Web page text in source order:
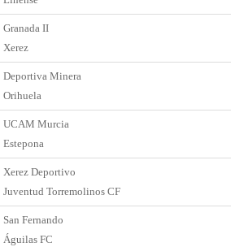
Granada II
Xerez
Deportiva Minera
Orihuela
UCAM Murcia
Estepona
Xerez Deportivo
Juventud Torremolinos CF
San Fernando
Águilas FC